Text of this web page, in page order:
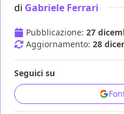
di Gabriele Ferrari
Pubblicazione: 27
Aggiornamento: 28
Seguici su